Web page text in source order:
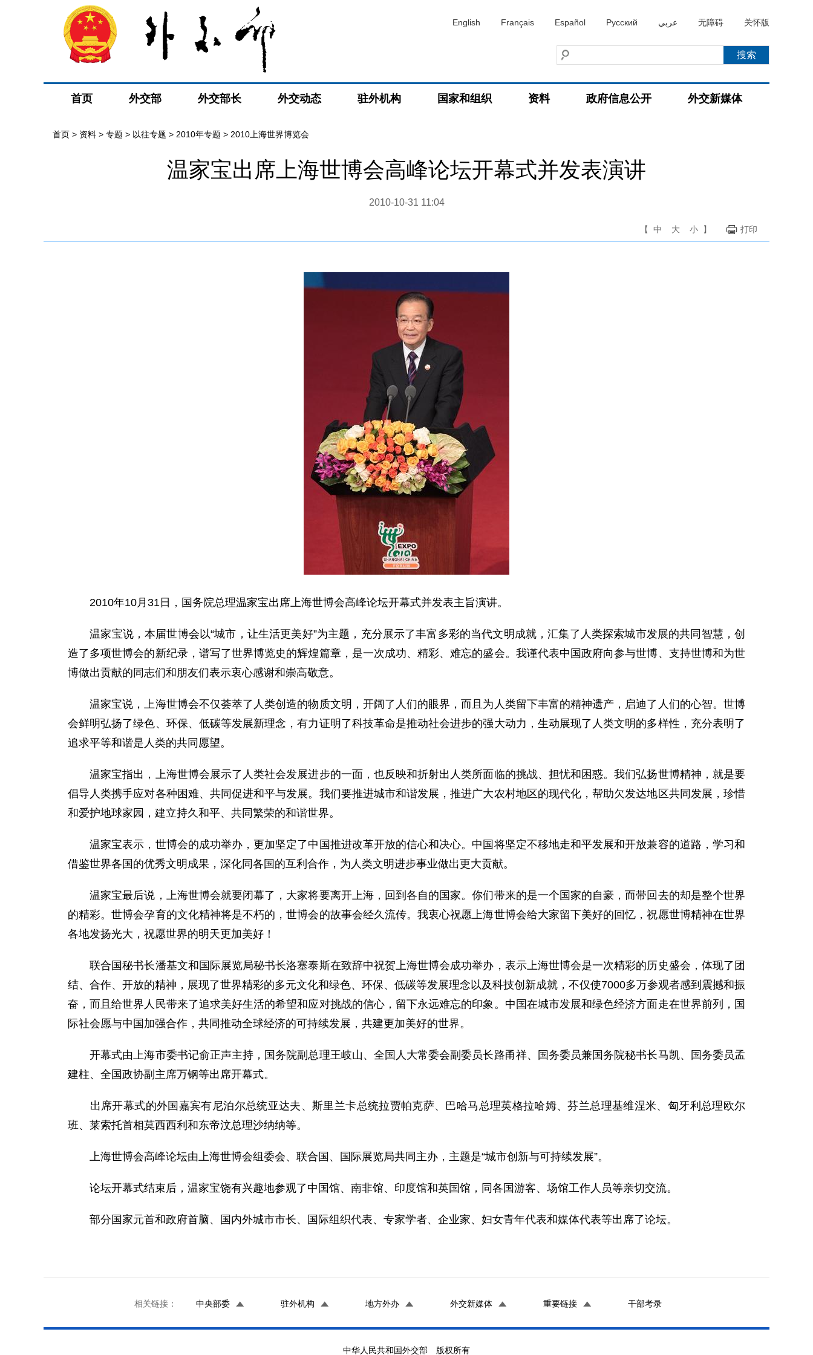
English Français Español Русский عربي 无障碍 关怀版
首页 外交部 外交部长 外交动态 驻外机构 国家和组织 资料 政府信息公开 外交新媒体
首页 > 资料 > 专题 > 以往专题 > 2010年专题 > 2010上海世界博览会
温家宝出席上海世博会高峰论坛开幕式并发表演讲
2010-10-31 11:04
【 中 大 小 】 打印
2010年10月31日，国务院总理温家宝出席上海世博会高峰论坛开幕式并发表主旨演讲。
温家宝说，本届世博会以“城市，让生活更美好”为主题，充分展示了丰富多彩的当代文明成就，汇集了人类探索城市发展的共同智慧，创
造了多项世博会的新纪录，谱写了世界博览史的辉煌篇章，是一次成功、精彩、难忘的盛会。我谨代表中国政府向参与世博、支持世博和为世
博做出贡献的同志们和朋友们表示衷心感谢和崇高敬意。
温家宝说，上海世博会不仅荟萃了人类创造的物质文明，开阔了人们的眼界，而且为人类留下丰富的精神遗产，启迪了人们的心智。世博
会鲜明弘扬了绿色、环保、低碳等发展新理念，有力证明了科技革命是推动社会进步的强大动力，生动展现了人类文明的多样性，充分表明了
追求平等和谐是人类的共同愿望。
温家宝指出，上海世博会展示了人类社会发展进步的一面，也反映和折射出人类所面临的挑战、担忧和困惑。我们弘扬世博精神，就是要
倡导人类携手应对各种困难、共同促进和平与发展。我们要推进城市和谐发展，推进广大农村地区的现代化，帮助欠发达地区共同发展，珍惜
和爱护地球家园，建立持久和平、共同繁荣的和谐世界。
温家宝表示，世博会的成功举办，更加坚定了中国推进改革开放的信心和决心。中国将坚定不移地走和平发展和开放兼容的道路，学习和
借鉴世界各国的优秀文明成果，深化同各国的互利合作，为人类文明进步事业做出更大贡献。
温家宝最后说，上海世博会就要闭幕了，大家将要离开上海，回到各自的国家。你们带来的是一个国家的自豪，而带回去的却是整个世界
的精彩。世博会孕育的文化精神将是不朽的，世博会的故事会经久流传。我衷心祝愿上海世博会给大家留下美好的回忆，祝愿世博精神在世界
各地发扬光大，祝愿世界的明天更加美好！
联合国秘书长潘基文和国际展览局秘书长洛塞泰斯在致辞中祝贺上海世博会成功举办，表示上海世博会是一次精彩的历史盛会，体现了团
结、合作、开放的精神，展现了世界精彩的多元文化和绿色、环保、低碳等发展理念以及科技创新成就，不仅使7000多万参观者感到震撼和振
奋，而且给世界人民带来了追求美好生活的希望和应对挑战的信心，留下永远难忘的印象。中国在城市发展和绿色经济方面走在世界前列，国
际社会愿与中国加强合作，共同推动全球经济的可持续发展，共建更加美好的世界。
开幕式由上海市委书记俞正声主持，国务院副总理王岐山、全国人大常委会副委员长路甬祥、国务委员兼国务院秘书长马凯、国务委员孟
建柱、全国政协副主席万钢等出席开幕式。
出席开幕式的外国嘉宾有尼泊尔总统亚达夫、斯里兰卡总统拉贾帕克萨、巴哈马总理英格拉哈姆、芬兰总理基维涅米、匈牙利总理欧尔
班、莱索托首相莫西西利和东帝汶总理沙纳纳等。
上海世博会高峰论坛由上海世博会组委会、联合国、国际展览局共同主办，主题是“城市创新与可持续发展”。
论坛开幕式结束后，温家宝饶有兴趣地参观了中国馆、南非馆、印度馆和英国馆，同各国游客、场馆工作人员等亲切交流。
部分国家元首和政府首脑、国内外城市市长、国际组织代表、专家学者、企业家、妇女青年代表和媒体代表等出席了论坛。
相关链接： 中央部委 驻外机构 地方外办 外交新媒体 重要链接 干部考录
中华人民共和国外交部 版权所有